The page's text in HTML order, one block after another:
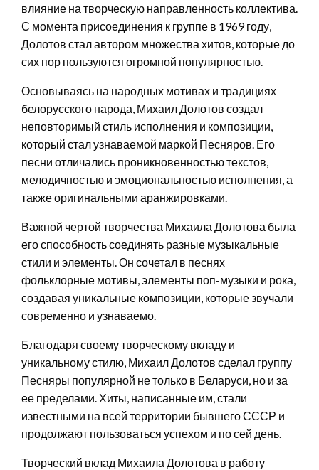
влияние на творческую направленность коллектива.
С момента присоединения к группе в 1969 году,
Долотов стал автором множества хитов, которые до
сих пор пользуются огромной популярностью.
Основываясь на народных мотивах и традициях
белорусского народа, Михаил Долотов создал
неповторимый стиль исполнения и композиции,
который стал узнаваемой маркой Песняров. Его
песни отличались проникновенностью текстов,
мелодичностью и эмоциональностью исполнения, а
также оригинальными аранжировками.
Важной чертой творчества Михаила Долотова была
его способность соединять разные музыкальные
стили и элементы. Он сочетал в песнях
фольклорные мотивы, элементы поп-музыки и рока,
создавая уникальные композиции, которые звучали
современно и узнаваемо.
Благодаря своему творческому вкладу и
уникальному стилю, Михаил Долотов сделал группу
Песняры популярной не только в Беларуси, но и за
ее пределами. Хиты, написанные им, стали
известными на всей территории бывшего СССР и
продолжают пользоваться успехом и по сей день.
Творческий вклад Михаила Долотова в работу